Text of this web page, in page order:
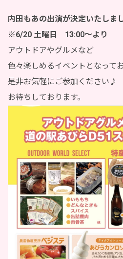
内田もあの出演が決定いたしまし
※6/20 土曜日 13:00〜より
アウトドアやグルメなど
色々楽しめるイベントとなって
是非お気軽にご参加ください♪
お待ちしております。